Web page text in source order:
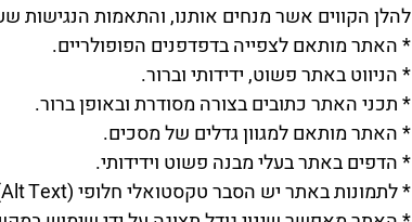
​להלן הקווים אשר מנחים אותנו, והתאמות הנגישות
* האתר מותאם לצפייה בדפדפנים הפופולריים.
* הניווט באתר פשוט, ידידותי וברור.
* תכני האתר כתובים בצורה מסודרת ובאופן ברור.
* האתר מותאם למגוון גדלים של מסכים.
* הדפים באתר בעלי מבנה פשוט וידידותי.
* לתמונות באתר יש הסבר טקסטואלי חלופי (Alt Text) - ייתכן שלעיתים בצורה חלקית מבחינת התקן.